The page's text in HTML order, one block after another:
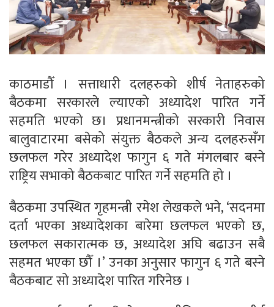
काठमाडौँ । सत्ताधारी दलहरुको शीर्ष नेताहरुको
बैठकमा सरकारले ल्याएको अध्यादेश पारित गर्ने
सहमति भएको छ। प्रधानमन्त्रीको सरकारी निवास
बालुवाटारमा बसेको संयुक्त बैठकले अन्य दलहरुसँग
छलफल गरेर अध्यादेश फागुन ६ गते मंगलबार बस्ने
राष्ट्रिय सभाको बैठकबाट पारित गर्ने सहमति हो ।
बैठकमा उपस्थित गृहमन्त्री रमेश लेखकले भने, ‘सदनमा
दर्ता भएका अध्यादेशका बारेमा छलफल भएको छ,
छलफल सकारात्मक छ, अध्यादेश अघि बढाउन सबै
सहमत भएका छौँ ।’ उनका अनुसार फागुन ६ गते बस्ने
बैठकबाट सो अध्यादेश पारित गरिनेछ ।